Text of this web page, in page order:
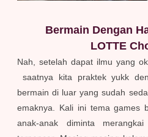
Bermain Dengan
LOTTE
Nah, setelah dapat ilmu yang
saatnya kita praktek yukk
bermain di luar yang sudah
emaknya. Kali ini tema games
anak-anak diminta